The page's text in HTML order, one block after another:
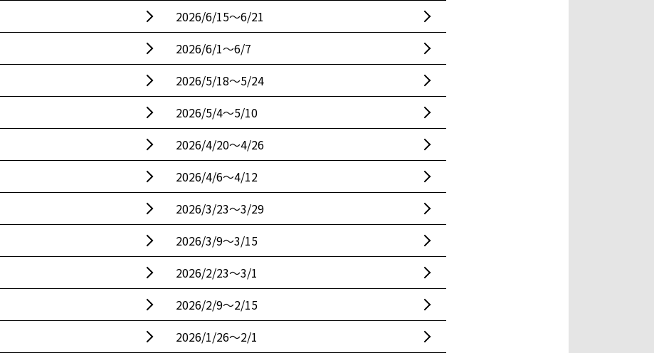
2026/6/15〜6/21
2026/6/1〜6/7
2026/5/18〜5/24
2026/5/4〜5/10
2026/4/20〜4/26
2026/4/6〜4/12
2026/3/23〜3/29
2026/3/9〜3/15
2026/2/23〜3/1
2026/2/9〜2/15
2026/1/26〜2/1